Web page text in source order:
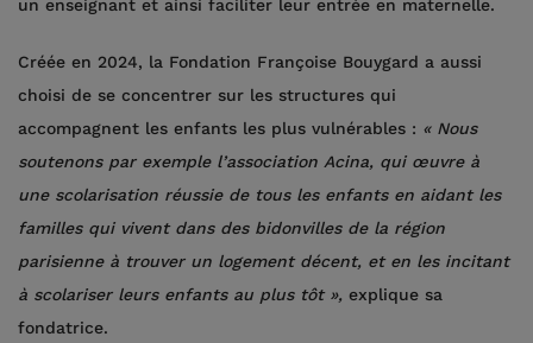
un enseignant et ainsi faciliter leur entrée en maternelle.
Créée en 2024, la Fondation Françoise Bouygard a aussi
choisi de se concentrer sur les structures qui
accompagnent les enfants les plus vulnérables : « Nous
soutenons par exemple l’association Acina, qui œuvre à
une scolarisation réussie de tous les enfants en aidant les
familles qui vivent dans des bidonvilles de la région
parisienne à trouver un logement décent, et en les incitant
à scolariser leurs enfants au plus tôt », explique sa
fondatrice.